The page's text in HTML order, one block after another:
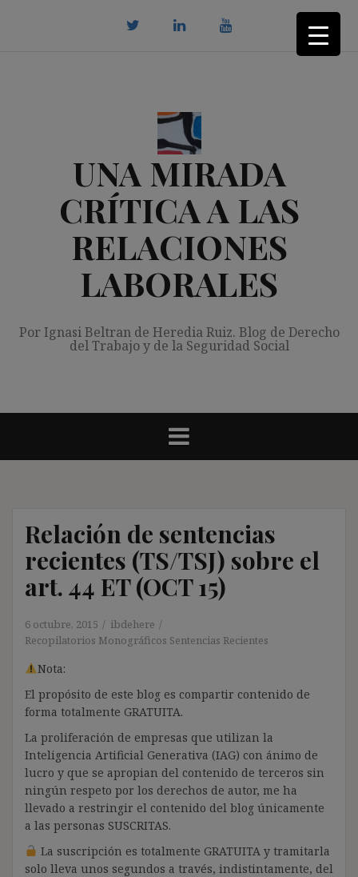
UNA MIRADA
CRÍTICA A LAS
RELACIONES
LABORALES
Por Ignasi Beltran de Heredia Ruiz. Blog de Derecho
del Trabajo y de la Seguridad Social
Relación de sentencias
recientes (TS/TSJ) sobre el
art. 44 ET (OCT 15)
6 octubre, 2015
ibdehere
Recopilatorios Monográficos Sentencias Recientes
Nota:
El propósito de este blog es compartir contenido de
forma totalmente GRATUITA.
La proliferación de empresas que utilizan la
Inteligencia Artificial Generativa (IAG) con ánimo de
lucro y que se apropian del contenido de terceros sin
ningún respeto por los derechos de autor, me ha
llevado a restringir el contenido del blog únicamente
a las personas SUSCRITAS.
La suscripción es totalmente GRATUITA y tramitarla
solo lleva unos segundos a través, indistintamente, del